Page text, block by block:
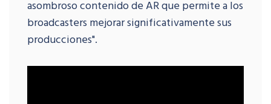
asombroso contenido de AR que permite a los
broadcasters mejorar significativamente sus
producciones".